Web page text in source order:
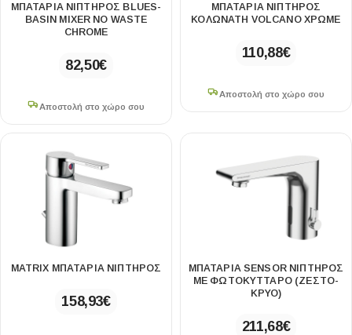
ΜΠΑΤΑΡΙΑ ΝΙΠΤΗΡΟΣ BLUES-
BASIN MIXER NO WASTE
CHROME
82,50€
Αποστολή στο χώρο σου
ΜΠΑΤΑΡΙΑ ΝΙΠΤΗΡΟΣ
ΚΟΛΩΝΑΤΗ VOLCANO ΧΡΩΜΕ
110,88€
Αποστολή στο χώρο σου
MATRIX ΜΠΑΤΑΡΙΑ ΝΙΠΤΗΡΟΣ
158,93€
ΜΠΑΤΑΡΙΑ SENSOR ΝΙΠΤΗΡΟΣ
ΜΕ ΦΩΤΟΚΥΤΤΑΡΟ (ΖΕΣΤΌ-
ΚΡΎΟ)
211,68€